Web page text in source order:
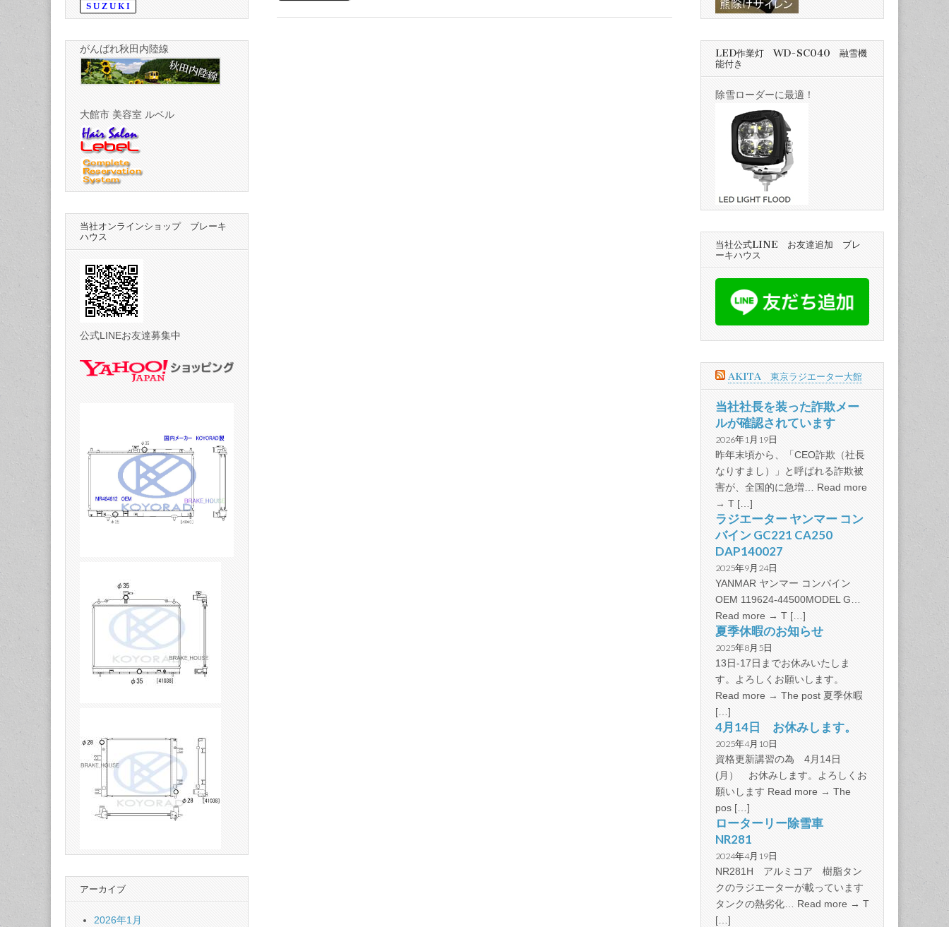
がんばれ秋田内陸線
大館市 美容室 ルベル
当社オンラインショップ ブレーキ
ハウス
公式LINEお友達募集中
アーカイブ
2026年1月
LED作業灯 WD-SC040 融雪機
能付き
除雪ローダーに最適！
当社公式LINE お友達追加 ブレ
ーキハウス
AKITA 東京ラジエーター大館
当社社長を装った詐欺メー
ルが確認されています
2026年1月19日
昨年末頃から、「CEO詐欺（社長
なりすまし）」と呼ばれる詐欺被
害が、全国的に急増… Read more
→ T […]
ラジエーター ヤンマー コン
バイン GC221 CA250
DAP140027
2025年9月24日
YANMAR ヤンマー コンバイン
OEM 119624-44500MODEL G…
Read more → T […]
夏季休暇のお知らせ
2025年8月5日
13日-17日までお休みいたしま
す。よろしくお願いします。
Read more → The post 夏季休暇
[…]
4月14日 お休みします。
2025年4月10日
資格更新講習の為 4月14日
(月） お休みします。よろしくお
願いします Read more → The
pos […]
ローターリー除雪車
NR281
2024年4月19日
NR281H アルミコア 樹脂タン
クのラジエーターが載っています
タンクの熱劣化… Read more → T
[…]